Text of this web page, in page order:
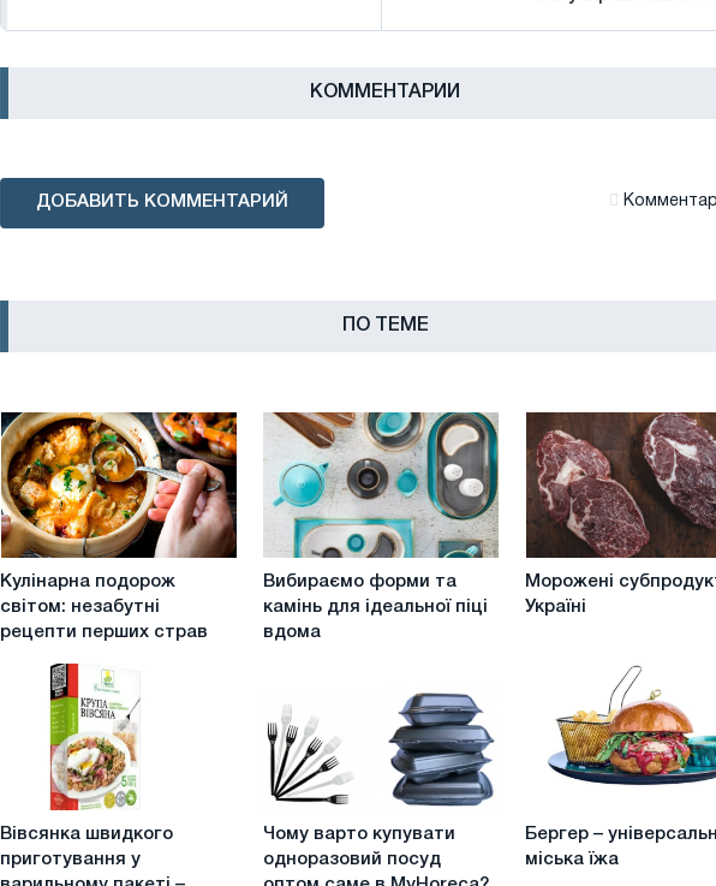
КОММЕНТАРИИ
ДОБАВИТЬ КОММЕНТАРИЙ
ПО ТЕМЕ
Кулінарна
подорож
незабутні
рецепти
перших
Кулінарна подорож
світом: незабутні
рецепти перших страв
Вибираємо
форми
камінь
піці
вдома
Вибираємо форми та
камінь для ідеальної піці
вдома
Морожені
субпродукти
Морожені
Україні
Вівсянка
приготування
Вівсянка швидкого
приготування у
Чому
варто
купувати
Чому варто купувати
одноразовий посуд
Бергер
Бергер –
міська їжа